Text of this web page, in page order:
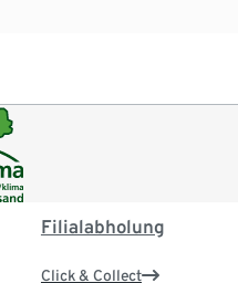
Filialabholung
Click & Collect